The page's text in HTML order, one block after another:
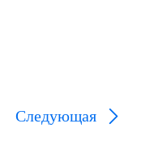
Следующая